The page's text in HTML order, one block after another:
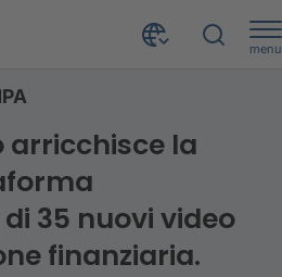
menu
arricchisce la
35 nuovi video
finanziaria.